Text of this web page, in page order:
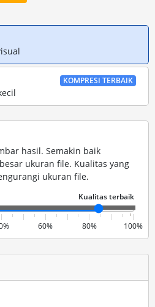
KOMPRESI TERBAIK
hasil. Semakin baik
ukuran file. Kualitas yang
ukuran file.
60% 80% 100%